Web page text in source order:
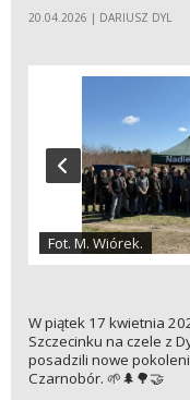
20.04.2026 | DARIUSZ DYL
Fot. M. Wiórek.
W piątek 17 kwietnia
Szczecinku na czele z
posadzili nowe
Czarnobór. 🌱🌲🌳🤝